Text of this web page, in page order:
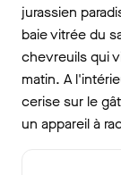
jurassien
baie vitrée du
chevreuils qui
matin. A
cerise sur le
un appareil à